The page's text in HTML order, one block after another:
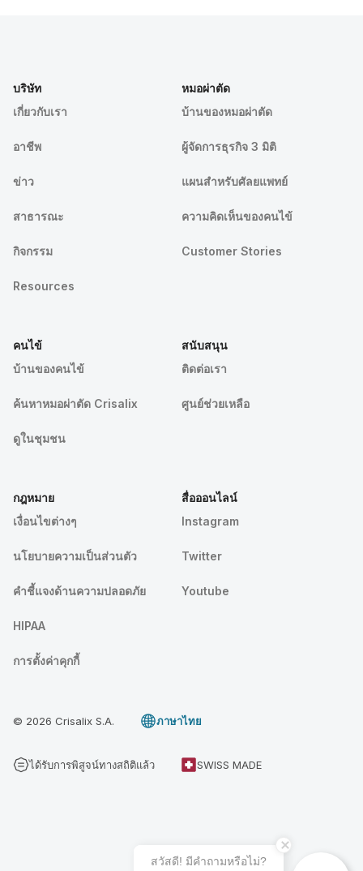
บริษัท
เกี่ยวกับเรา
อาชีพ
ข่าว
สาธารณะ
กิจกรรม
Resources
หมอผ่าตัด
บ้านของหมอผ่าตัด
ผู้จัดการธุรกิจ 3 มิติ
แผนสำหรับศัลยแพทย์
ความคิดเห็นของคนไข้
Customer Stories
คนไข้
บ้านของคนไข้
ค้นหาหมอผ่าตัด Crisalix
ดูในชุมชน
สนับสนุน
ติดต่อเรา
ศูนย์ช่วยเหลือ
กฎหมาย
เงื่อนไขต่างๆ
นโยบายความเป็นส่วนตัว
คําชี้แจงด้านความปลอดภัย
HIPAA
การตั้งค่าคุกกี้
สื่อออนไลน์
Instagram
Twitter
Youtube
© 2026 Crisalix S.A. ภาษาไทย
ได้รับการพิสูจน์ทางสถิติแล้ว SWISS MADE
สวัสดี! มีคําถามหรือไม่?